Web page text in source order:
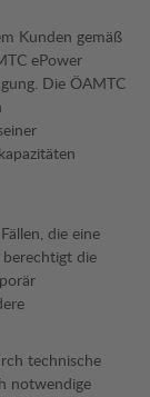
Kunden gemäß
ePower
Die ÖAMTC
die eine
die
technische
notwendige